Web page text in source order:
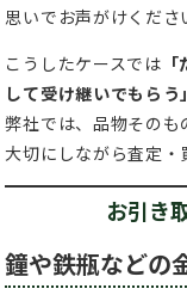
思いでお声がけくださ
こうしたケースでは
して受け継いでもらう」
弊社では、品物その
大切にしながら査定・
お引き
鐘や鉄瓶などの